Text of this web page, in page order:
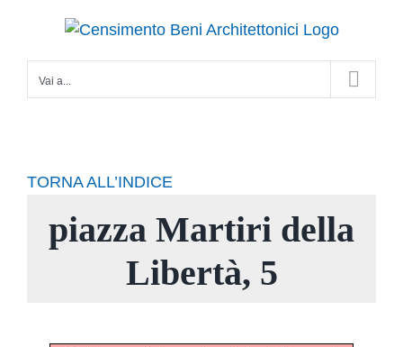
contenuto
Vai a...
TORNA ALL’INDICE
piazza Martiri della
Libertà, 5